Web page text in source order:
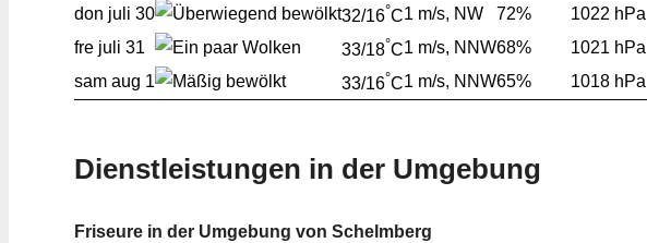
don juli 30 32/16°C1 m/s, NW 72%
1022 hPa
fre juli 31 33/18°C1 m/s, NNW68%
1021 hPa
sam aug 1 33/16°C1 m/s, NNW65% 1018 hPa
Dienstleistungen in der Umgebung
Friseure in der Umgebung von Schelmberg